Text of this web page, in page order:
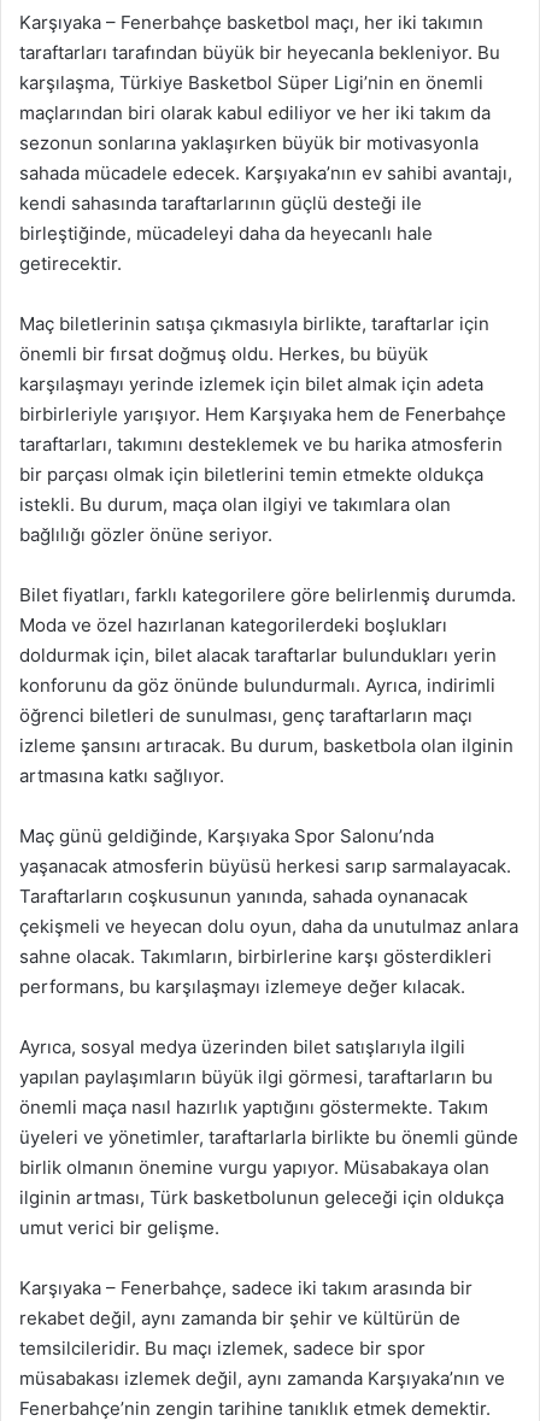
Karşıyaka – Fenerbahçe basketbol maçı, her iki takımın
taraftarları tarafından büyük bir heyecanla bekleniyor. Bu
karşılaşma, Türkiye Basketbol Süper Ligi’nin en önemli
maçlarından biri olarak kabul ediliyor ve her iki takım da
sezonun sonlarına yaklaşırken büyük bir motivasyonla
sahada mücadele edecek. Karşıyaka’nın ev sahibi avantajı,
kendi sahasında taraftarlarının güçlü desteği ile
birleştiğinde, mücadeleyi daha da heyecanlı hale
getirecektir.
Maç biletlerinin satışa çıkmasıyla birlikte, taraftarlar için
önemli bir fırsat doğmuş oldu. Herkes, bu büyük
karşılaşmayı yerinde izlemek için bilet almak için adeta
birbirleriyle yarışıyor. Hem Karşıyaka hem de Fenerbahçe
taraftarları, takımını desteklemek ve bu harika atmosferin
bir parçası olmak için biletlerini temin etmekte oldukça
istekli. Bu durum, maça olan ilgiyi ve takımlara olan
bağlılığı gözler önüne seriyor.
Bilet fiyatları, farklı kategorilere göre belirlenmiş durumda.
Moda ve özel hazırlanan kategorilerdeki boşlukları
doldurmak için, bilet alacak taraftarlar bulundukları yerin
konforunu da göz önünde bulundurmalı. Ayrıca, indirimli
öğrenci biletleri de sunulması, genç taraftarların maçı
izleme şansını artıracak. Bu durum, basketbola olan ilginin
artmasına katkı sağlıyor.
Maç günü geldiğinde, Karşıyaka Spor Salonu’nda
yaşanacak atmosferin büyüsü herkesi sarıp sarmalayacak.
Taraftarların coşkusunun yanında, sahada oynanacak
çekişmeli ve heyecan dolu oyun, daha da unutulmaz anlara
sahne olacak. Takımların, birbirlerine karşı gösterdikleri
performans, bu karşılaşmayı izlemeye değer kılacak.
Ayrıca, sosyal medya üzerinden bilet satışlarıyla ilgili
yapılan paylaşımların büyük ilgi görmesi, taraftarların bu
önemli maça nasıl hazırlık yaptığını göstermekte. Takım
üyeleri ve yönetimler, taraftarlarla birlikte bu önemli günde
birlik olmanın önemine vurgu yapıyor. Müsabakaya olan
ilginin artması, Türk basketbolunun geleceği için oldukça
umut verici bir gelişme.
Karşıyaka – Fenerbahçe, sadece iki takım arasında bir
rekabet değil, aynı zamanda bir şehir ve kültürün de
temsilcileridir. Bu maçı izlemek, sadece bir spor
müsabakası izlemek değil, aynı zamanda Karşıyaka’nın ve
Fenerbahçe’nin zengin tarihine tanıklık etmek demektir.